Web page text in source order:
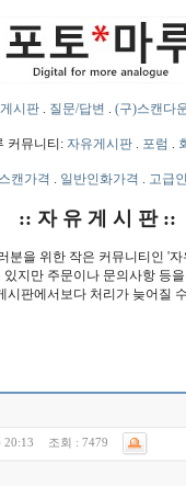
시판. 질문/답변 . (구)스캔다
커뮤니티: 자유게시판. 포럼 .
캔가격 . 일반인화가격 . 고급
:: 자 유 게 시 판 ::
분을 위한 작은 커뮤니티인 '
지만 주문이나 문의사항 등
시판에서보다 처리가 늦어질
20:13 조회 : 7479